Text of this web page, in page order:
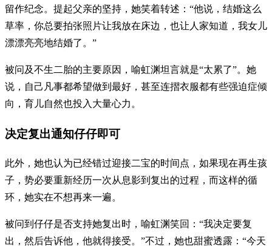
留作纪念。提起父亲的坚持，她笑着转述：“他说，结婚这么
草率，你总要拍张照片让我放在床边，也让人家知道，我女儿
漂漂亮亮地结婚了。”
被问及不生二胎的主要原因，喻虹渊坦言就是“太累了”。她
说，自己凡事都希望做到最好，甚至连摺衣服都有些强迫症倾
向，育儿自然也投入大量心力。
决定复出通知仔仔即可
此外，她也认为已经错过迎接二宝的时间点，如果现在再生孩
子，势必要重新经历一次从息影到复出的过程，而这样的循
环，她实在不想再来一遍。
被问到仔仔是否支持她复出时，喻虹渊笑回：“我决定要复
出，然后告诉他，他就得接受。”不过，她也甜蜜透露：“今天